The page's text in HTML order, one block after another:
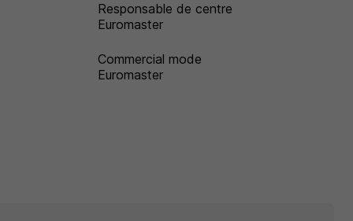
Responsable de centre
Euromaster
Commercial mode
Euromaster